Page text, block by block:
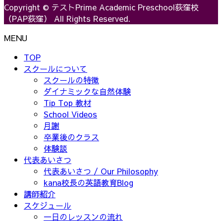
Copyright © テストPrime Academic Preschool荻窪校
（PAP荻窪） All Rights Reserved.
MENU
TOP
スクールについて
スクールの特徴
ダイナミックな自然体験
Tip Top 教材
School Videos
月謝
卒業後のクラス
体験談
代表あいさつ
代表あいさつ / Our Philosophy
kana校長の英語教育Blog
講師紹介
スケジュール
一日のレッスンの流れ